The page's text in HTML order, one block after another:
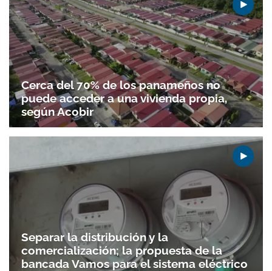
Cerca del 70% de los panameños no
puede acceder a una vivienda propia,
según Acobir
Separar la distribución y la
comercialización; la propuesta de la
bancada Vamos para el sistema eléctrico